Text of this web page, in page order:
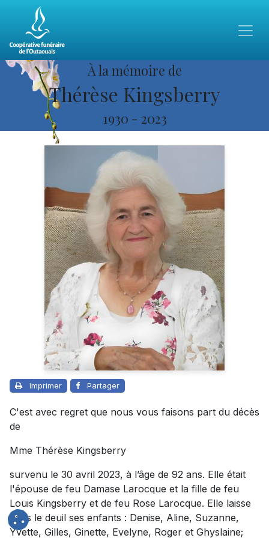
À la mémoire de
Thérèse Kingsberry
1930 - 2023
Imprimer Partager
C'est avec regret que nous vous faisons part du décès
de
Mme Thérèse Kingsberry
survenu le 30 avril 2023, à l’âge de 92 ans. Elle était
l'épouse de feu Damase Larocque et la fille de feu
Louis Kingsberry et de feu Rose Larocque. Elle laisse
dans le deuil ses enfants : Denise, Aline, Suzanne,
Yvette, Gilles, Ginette, Evelyne, Roger et Ghyslaine;